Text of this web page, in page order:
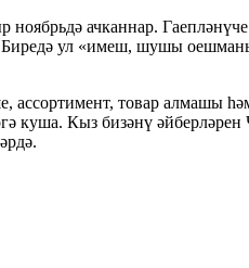
ачканнар.
Биредә ул «имеш, шушы
ассортимент, товар алмашы
куша. Кыз бизәнү